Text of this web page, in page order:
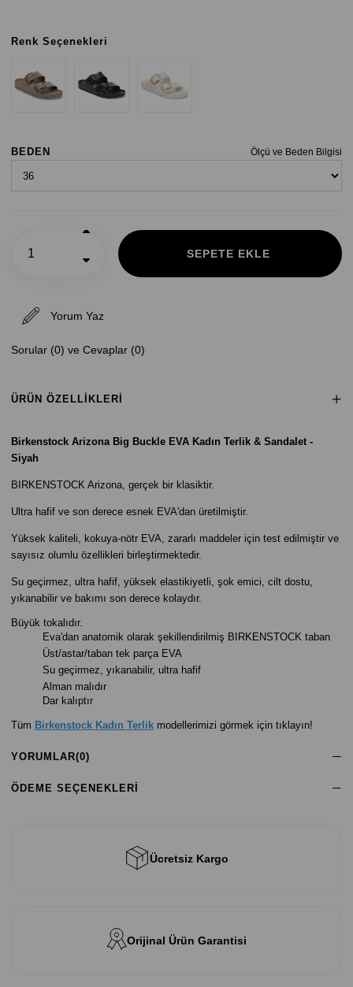
Renk Seçenekleri
Ölçü ve Beden Bilgisi
BEDEN
Yorum Yaz
Sorular (0) ve Cevaplar (0)
ÜRÜN ÖZELLIKLERI
Birkenstock Arizona Big Buckle EVA Kadın Terlik & Sandalet -
Siyah
BIRKENSTOCK Arizona, gerçek bir klasiktir.
Ultra hafif ve son derece esnek EVA'dan üretilmiştir.
Yüksek kaliteli, kokuya-nötr EVA, zararlı maddeler için test edilmiştir ve
sayısız olumlu özellikleri birleştirmektedir.
Su geçirmez, ultra hafif, yüksek elastikiyetli, şok emici, cilt dostu,
yıkanabilir ve bakımı son derece kolaydır.
Büyük tokalıdır.
Eva'dan anatomik olarak şekillendirilmiş BIRKENSTOCK taban
Üst/astar/taban tek parça EVA
Su geçirmez, yıkanabilir, ultra hafif
Alman malıdır
Dar kalıptır
Tüm Birkenstock Kadın Terlik modellerimizi görmek için tıklayın!
YORUMLAR(0)
ÖDEME SEÇENEKLERI
Ücretsiz Kargo
Orijinal Ürün Garantisi